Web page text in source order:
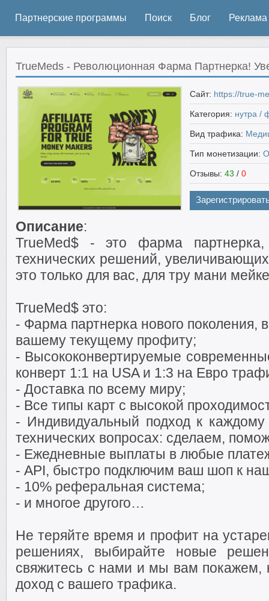
Партнерские программы Поиск Блог Реклама
TrueMeds - Революционная Фарма Партнерка!
Сайт: https://true-
Категория: нутра /
Вид трафика:
Тип монетизации:
Отзывы: 43 / 0
Описание:
TrueMed$ - это фарма партнерка,
технических решений,
это только для вас, для тру мани
TrueMed$ это:
- Фарма партнерка нового поколения,
вашему текущему профиту;
- Высококонвертируемые
конверт 1:1 на USA и 1:3 на Евро
- Доставка по всему миру;
- Все типы карт с высокой
- Индивидуальный подход к
технических вопросах: сделаем,
- Ежедневные выплаты в любые
- API, быстро подключим ваш шоп к
- 10% реферальная система;
- и многое другого…
Не теряйте время и профит на
решениях, выбирайте новые
свяжитесь с нами и мы вам покажем,
доход с вашего трафика.